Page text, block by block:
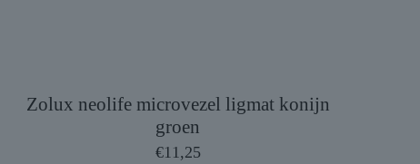
Zolux neolife microvezel ligmat konijn
groen
€11,25